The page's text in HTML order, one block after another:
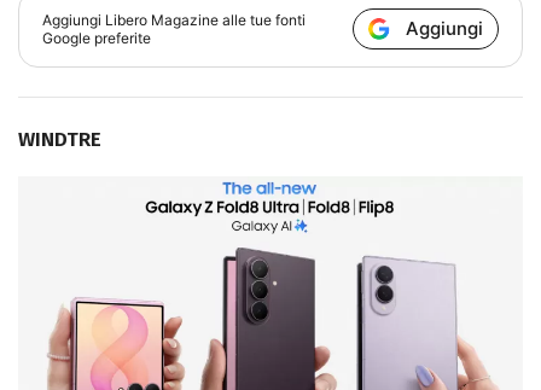
Aggiungi Libero Magazine alle tue fonti
Google preferite
Aggiungi
WINDTRE